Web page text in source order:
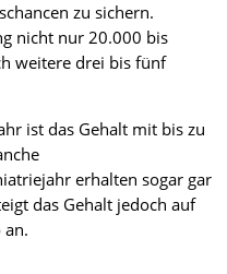
zu sichern.
nicht nur 20.000 bis
weitere drei bis fünf
ist das Gehalt mit bis zu
erhalten sogar gar
das Gehalt jedoch auf